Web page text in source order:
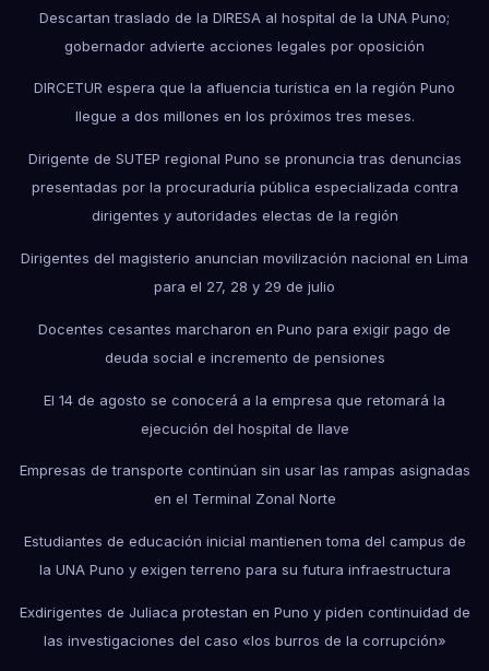
Descartan traslado de la DIRESA al hospital de la UNA Puno;
gobernador advierte acciones legales por oposición
DIRCETUR espera que la afluencia turística en la región Puno
llegue a dos millones en los próximos tres meses.
Dirigente de SUTEP regional Puno se pronuncia tras denuncias
presentadas por la procuraduría pública especializada contra
dirigentes y autoridades electas de la región
Dirigentes del magisterio anuncian movilización nacional en Lima
para el 27, 28 y 29 de julio
Docentes cesantes marcharon en Puno para exigir pago de
deuda social e incremento de pensiones
El 14 de agosto se conocerá a la empresa que retomará la
ejecución del hospital de Ilave
Empresas de transporte continúan sin usar las rampas asignadas
en el Terminal Zonal Norte
Estudiantes de educación inicial mantienen toma del campus de
la UNA Puno y exigen terreno para su futura infraestructura
Exdirigentes de Juliaca protestan en Puno y piden continuidad de
las investigaciones del caso «los burros de la corrupción»